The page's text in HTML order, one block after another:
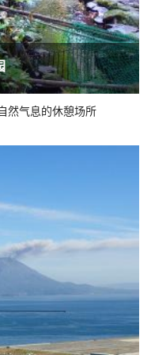
然气息的休憩场所